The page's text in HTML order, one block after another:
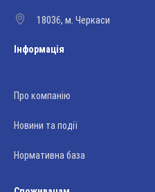
18036, м. Черкаси
Інформація
Про компанію
Новини та події
Нормативна база